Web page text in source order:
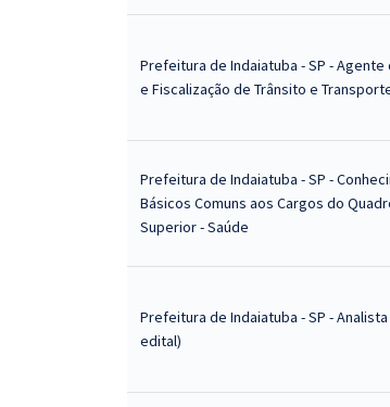
Prefeitura de Indaiatuba - SP - Agente
e Fiscalização de Trânsito e
Prefeitura de Indaiatuba - SP -
Básicos Comuns aos Cargos do
Superior - Saúde
Prefeitura de Indaiatuba - SP -
edital)